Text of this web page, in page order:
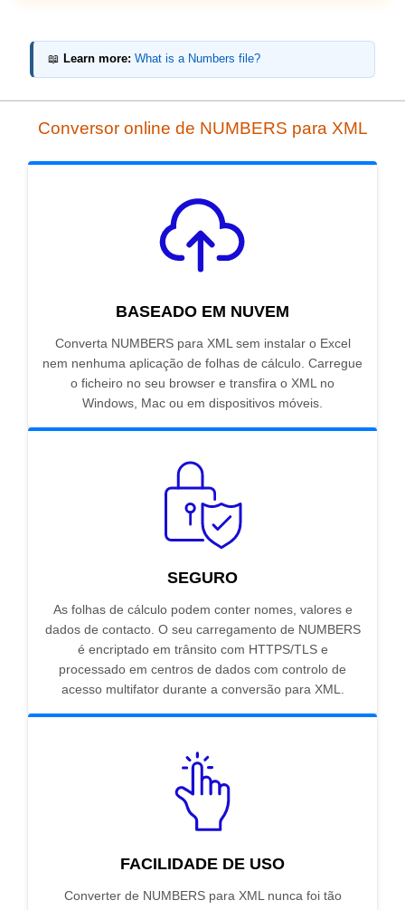
📖 Learn more: What is a Numbers file?
Conversor online de NUMBERS para XML
BASEADO EM NUVEM
Converta NUMBERS para XML sem instalar o Excel
nem nenhuma aplicação de folhas de cálculo. Carregue
o ficheiro no seu browser e transfira o XML no
Windows, Mac ou em dispositivos móveis.
SEGURO
As folhas de cálculo podem conter nomes, valores e
dados de contacto. O seu carregamento de NUMBERS
é encriptado em trânsito com HTTPS/TLS e
processado em centros de dados com controlo de
acesso multifator durante a conversão para XML.
FACILIDADE DE USO
Converter de NUMBERS para XML nunca foi tão